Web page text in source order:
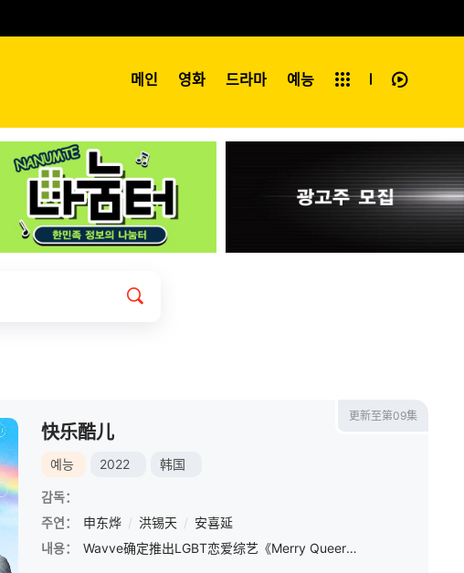
메인 영화 드라마 예능
전체보기
更新至第09集
快乐酷儿
예능 2022 韩国
감독：
주연：
申东烨 / 洪锡天 / 安喜延
내용：
Wavve确定推出LGBT恋爱综艺《Merry Queer》，将会展示LGBT群体在面对恋爱关系时的挑战和考验。